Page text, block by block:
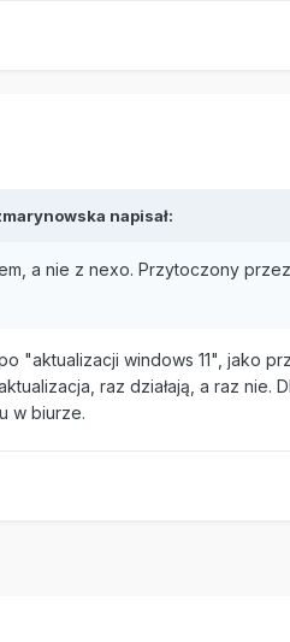
napisał:
a nie z nexo. Przytoczony przez
"aktualizacji windows 11", jako
raz działają, a raz
w biurze.